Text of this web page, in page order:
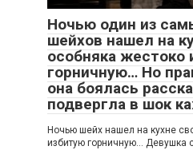
Ночью один из
шейхов нашел на
особняка жестоко
горничную… Но
она боялась
подвергла в шок
Ночью шейх нашел на кухне
избитую горничную… Девушка